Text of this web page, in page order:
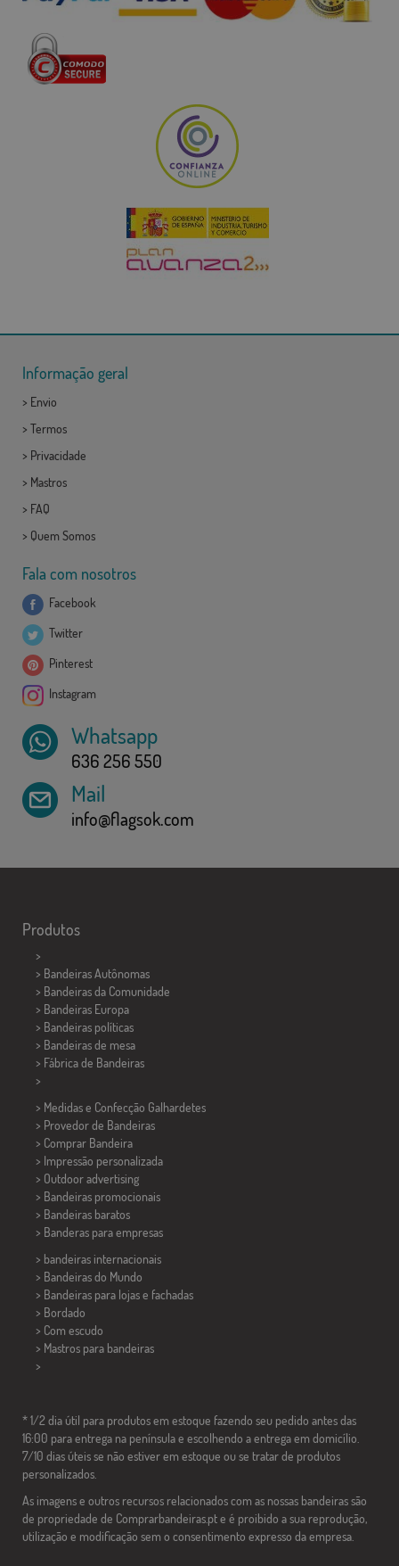
Informação geral
> Envio
> Termos
> Privacidade
> Mastros
> FAQ
> Quem Somos
Fala com nosotros
Facebook
Twitter
Pinterest
Instagram
Whatsapp
636 256 550
Mail
info@flagsok.com
Produtos
>
> Bandeiras Autônomas
> Bandeiras da Comunidade
> Bandeiras Europa
> Bandeiras políticas
> Bandeiras de mesa
> Fábrica de Bandeiras
>
> Medidas e Confecção Galhardetes
> Provedor de Bandeiras
> Comprar Bandeira
> Impressão personalizada
> Outdoor advertising
> Bandeiras promocionais
> Bandeiras baratos
> Banderas para empresas
> bandeiras internacionais
> Bandeiras do Mundo
> Bandeiras para lojas e fachadas
> Bordado
> Com escudo
> Mastros para bandeiras
>
* 1/2 dia útil para produtos em estoque fazendo seu pedido antes das
16:00 para entrega na península e escolhendo a entrega em domicílio.
7/10 dias úteis se não estiver em estoque ou se tratar de produtos
personalizados.
As imagens e outros recursos relacionados com as nossas bandeiras são
de propriedade de Comprarbandeiras.pt e é proibido a sua reprodução,
utilização e modificação sem o consentimento expresso da empresa.